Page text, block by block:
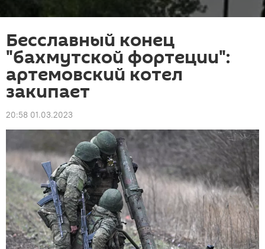
Бесславный конец
"бахмутской фортеции":
артемовский котел
закипает
20:58 01.03.2023